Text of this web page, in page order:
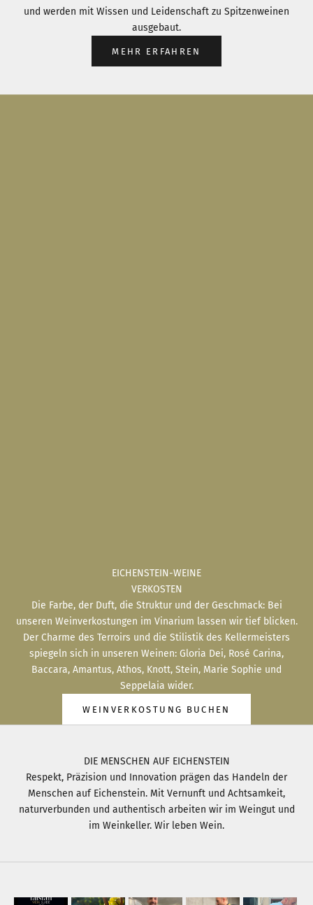
und werden mit Wissen und Leidenschaft zu Spitzenweinen
ausgebaut.
MEHR ERFAHREN
EICHENSTEIN-WEINE
VERKOSTEN
Die Farbe, der Duft, die Struktur und der Geschmack: Bei
unseren Weinverkostungen im Vinarium lassen wir tief blicken.
Der Charme des Terroirs und die Stilistik des Kellermeisters
spiegeln sich in unseren Weinen: Gloria Dei, Rosé Carina,
Baccara, Amantus, Athos, Knott, Stein, Marie Sophie und
Seppelaia wider.
WEINVERKOSTUNG BUCHEN
DIE MENSCHEN AUF EICHENSTEIN
Respekt, Präzision und Innovation prägen das Handeln der
Menschen auf Eichenstein. Mit Vernunft und Achtsamkeit,
naturverbunden und authentisch arbeiten wir im Weingut und
im Weinkeller. Wir leben Wein.